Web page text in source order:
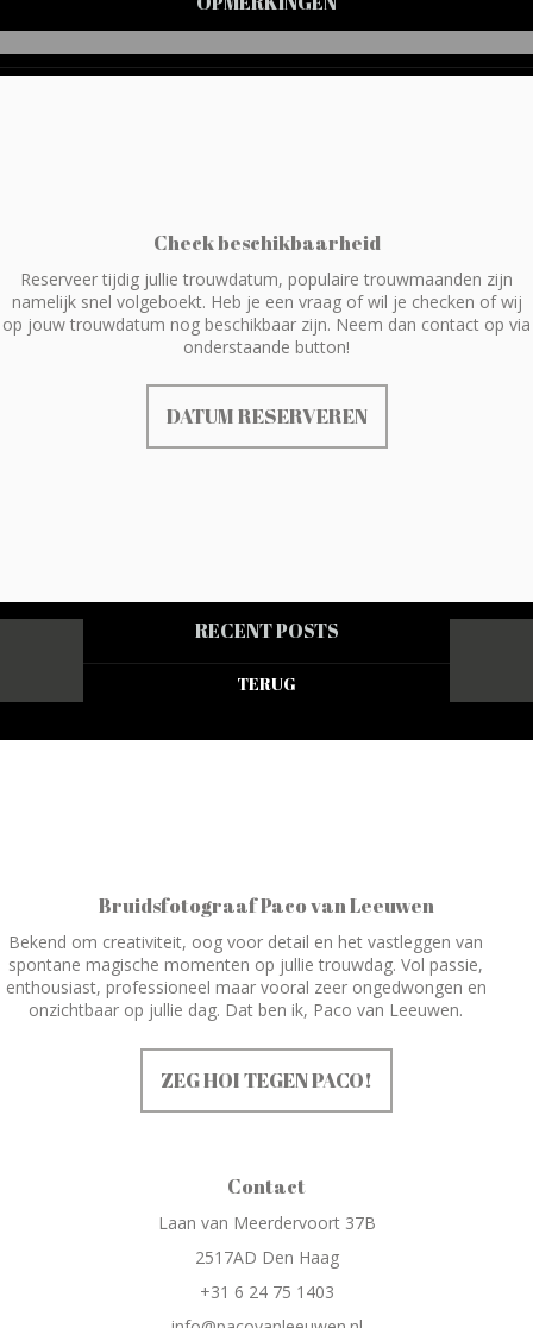
Check beschikbaarheid
Reserveer tijdig jullie trouwdatum, populaire trouwmaanden zijn
namelijk snel volgeboekt. Heb je een vraag of wil je checken of wij
op jouw trouwdatum nog beschikbaar zijn. Neem dan contact op via
onderstaande button!
DATUM RESERVEREN
RECENT POSTS
TERUG
Bruidsfotograaf Paco van Leeuwen
Bekend om creativiteit, oog voor detail en het vastleggen van
spontane magische momenten op jullie trouwdag. Vol passie,
enthousiast, professioneel maar vooral zeer ongedwongen en
onzichtbaar op jullie dag. Dat ben ik, Paco van Leeuwen.
ZEG HOI TEGEN PACO!
Contact
Laan van Meerdervoort 37B
2517AD Den Haag
+31 6 24 75 1403